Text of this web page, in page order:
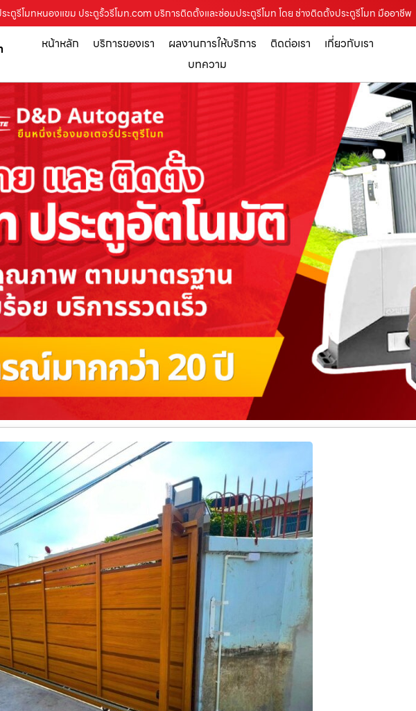
ระตูรีโมทหนองแขม ประตูรั้วรีโมท.com บริการติดตั้งและซ่อมประตูรีโมท โดย ช่างติดตั้งประตูรีโมท มืออาชีพ
หน้าหลัก บริการของเรา ผลงานการให้บริการ ติดต่อเรา
เกี่ยวกับเรา
บทความ